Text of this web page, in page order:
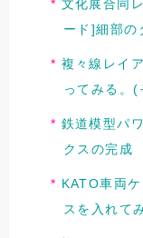
文化展合同
ード]細部の
複々線レイ
ってみる。(
鉄道模型パ
クスの完成
KATO車両
スを入れて